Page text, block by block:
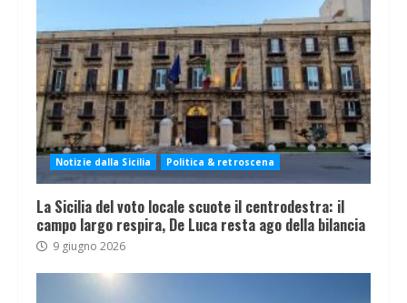
Notizie dalla Sicilia Politica & retroscena
La Sicilia del voto locale scuote il centrodestra: il
campo largo respira, De Luca resta ago della bilancia
9 giugno 2026